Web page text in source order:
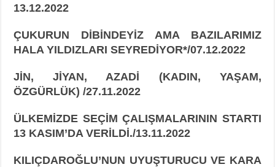
13.12.2022
ÇUKURUN DİBİNDEYİZ AMA BAZILARIMIZ
HALA YILDIZLARI SEYREDİYOR*/07.12.2022
JİN, JİYAN, AZADİ (KADIN, YAŞAM,
ÖZGÜRLÜK) /27.11.2022
ÜLKEMİZDE SEÇİM ÇALIŞMALARININ STARTI
13 KASIM’DA VERİLDİ./13.11.2022
KILIÇDAROĞLU’NUN UYUŞTURUCU VE KARA